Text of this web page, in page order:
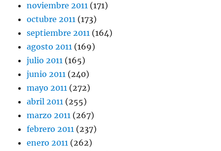
noviembre 2011 (171)
octubre 2011 (173)
septiembre 2011 (164)
agosto 2011 (169)
julio 2011 (165)
junio 2011 (240)
mayo 2011 (272)
abril 2011 (255)
marzo 2011 (267)
febrero 2011 (237)
enero 2011 (262)